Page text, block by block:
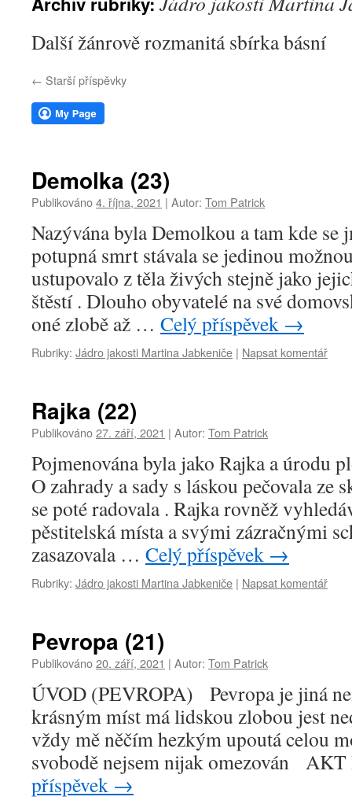
webu
Další žánrově rozmanitá sbírka básní
← Starší příspěvky
Demolka (23)
Publikováno4. října, 2021 | Autor: Tom Patrick
Nazývána byla Demolkou a tam kde se
potupná smrt stávala se jedinou
ustupovalo z těla živých stejně jako
štěstí . Dlouho obyvatelé na své
oné zlobě až … Celý příspěvek →
Rubriky: Jádro jakosti Martina Jabkeniče | Napsat komentář
Rajka (22)
Publikováno27. září, 2021 | Autor: Tom Patrick
Pojmenována byla jako Rajka a úrodu
O zahrady a sady s láskou pečovala ze
se poté radovala . Rajka rovněž
pěstitelská místa a svými zázračnými
zasazovala … Celý příspěvek →
Rubriky: Jádro jakosti Martina Jabkeniče | Napsat komentář
Pevropa (21)
Publikováno20. září, 2021 | Autor: Tom Patrick
ÚVOD (PEVROPA) Pevropa je jiná
krásným míst má lidskou zlobou jest
vždy mě něčím hezkým upoutá celou
svobodě nejsem nijak omezován
příspěvek →